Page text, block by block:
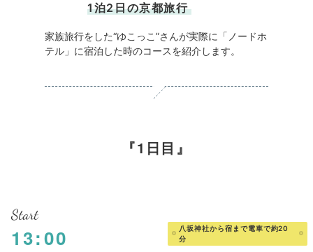
1泊2日の京都旅行
家族旅行をした“ゆこっこ”さんが実際に「ノードホ
テル」に宿泊した時のコースを紹介します。
1日目
Start
13:00
八坂神社から宿まで電車で約20
分